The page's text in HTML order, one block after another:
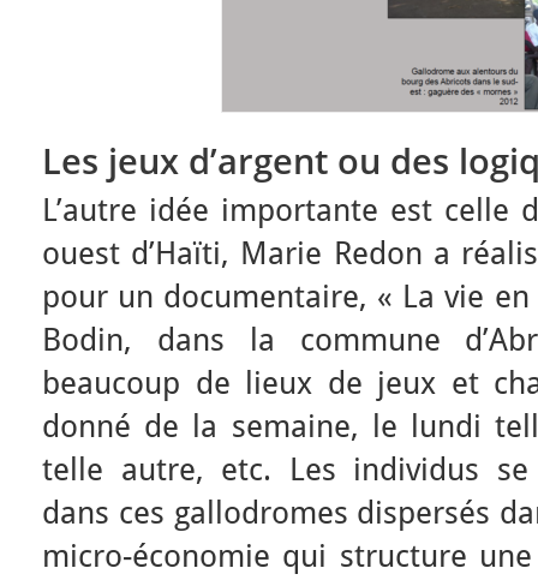
Les jeux d’argent ou des
L’autre idée importante est celle
ouest d’Haïti, Marie Redon a
pour un documentaire, « La vie
Bodin, dans la commune
beaucoup de lieux de jeux et
donné de la semaine, le lundi
telle autre, etc. Les individus se
dans ces gallodromes dispersés
micro-économie qui structure